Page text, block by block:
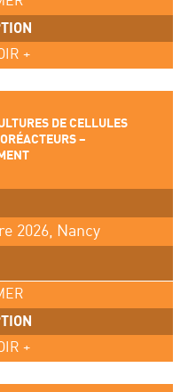
+
DE CELLULES
–
2026, Nancy
+